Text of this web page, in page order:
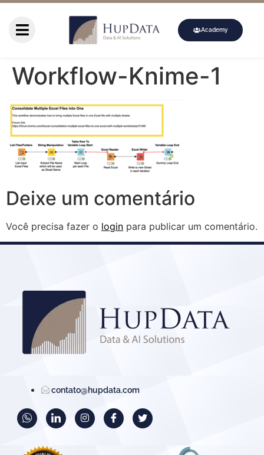
Academy
Workflow-Knime-1
Deixe um comentário
Você precisa fazer o login para publicar um comentário.
contato@hupdata.com